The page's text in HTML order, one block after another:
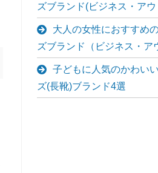
ズブランド(ビジネス・ア
大人の女性におすすめ
ズブランド（ビジネス・ア
子どもに人気のかわい
ズ(長靴)ブランド4選